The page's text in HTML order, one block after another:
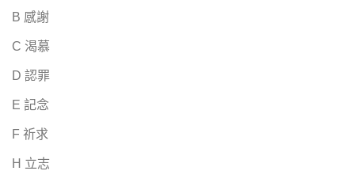
B 感謝
C 渴慕
D 認罪
E 記念
F 祈求
H 立志